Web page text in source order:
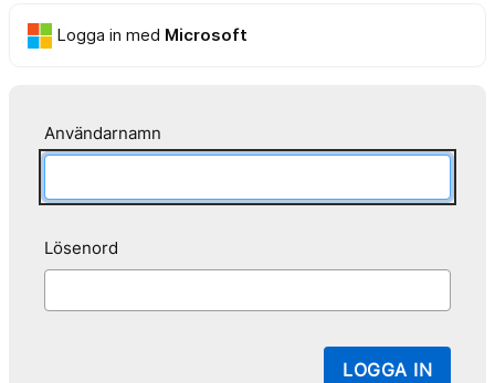
Logga in med Microsoft
Användarnamn
Lösenord
LOGGA IN